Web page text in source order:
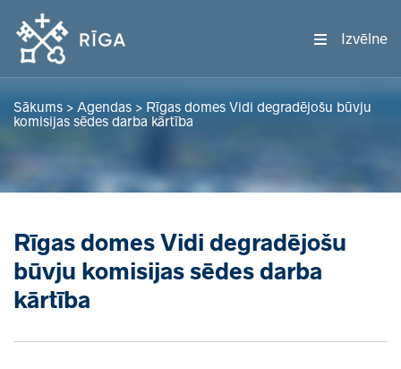
Izvēlne
Sākums > Agendas > Rīgas domes Vidi degradējošu būvju
komisijas sēdes darba kārtība
Rīgas domes Vidi degradējošu
būvju komisijas sēdes darba
kārtība